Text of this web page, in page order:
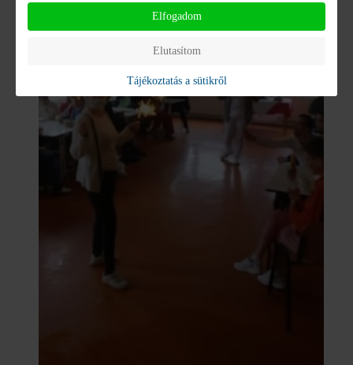
Elfogadom
Elutasítom
Tájékoztatás a sütikről